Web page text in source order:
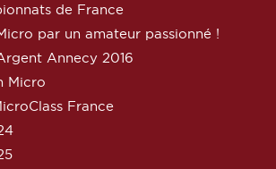
de France
par un amateur passionné !
Annecy 2016
Micro
France